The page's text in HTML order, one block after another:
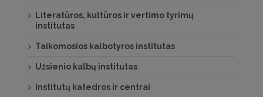
Literatūros, kultūros ir vertimo tyrimų
institutas
Taikomosios kalbotyros institutas
Užsienio kalbų institutas
Institutų katedros ir centrai